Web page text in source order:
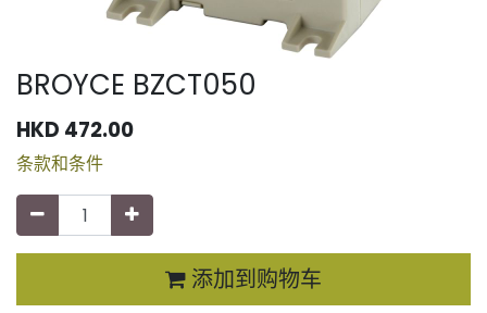
BROYCE BZCT050
HKD 472.00
条款和条件
添加到购物车